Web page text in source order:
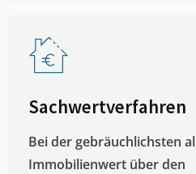
Sachwertverfahren
Bei der gebräuchlichsten
Immobilienwert über den